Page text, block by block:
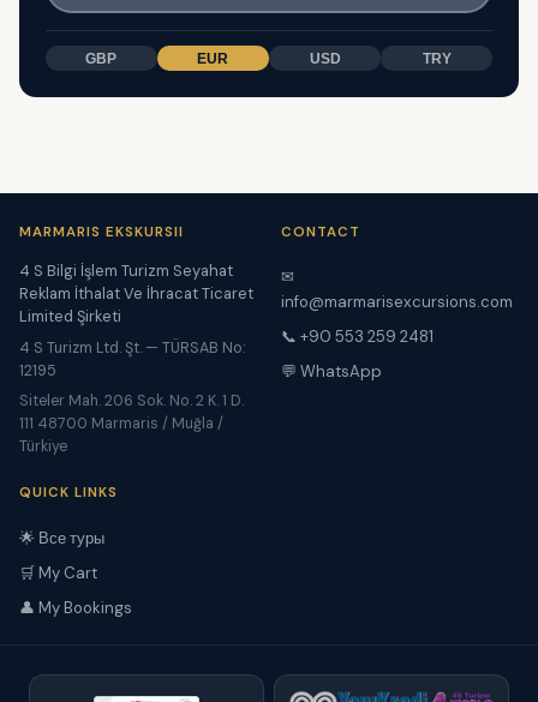
GBP EUR USD TRY
MARMARIS EKSKURSII
4 S Bilgi İşlem Turizm Seyahat
Reklam İthalat Ve İhracat Ticaret
Limited Şirketi
4 S Turizm Ltd. Şt. — TÜRSAB No:
12195
Siteler Mah. 206 Sok. No. 2 K. 1 D.
111 48700 Marmaris / Muğla /
Türkiye
CONTACT
✉
info@marmarisexcursions.com
📞 +90 553 259 2481
💬 WhatsApp
QUICK LINKS
🌟 Все туры
🛒 My Cart
👤 My Bookings